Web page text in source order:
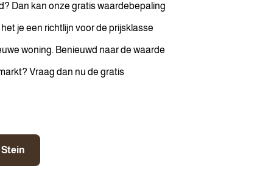
Dan kan onze gratis waardebepaling
je een richtlijn voor de prijsklasse
woning. Benieuwd naar de waarde
Vraag dan nu de gratis